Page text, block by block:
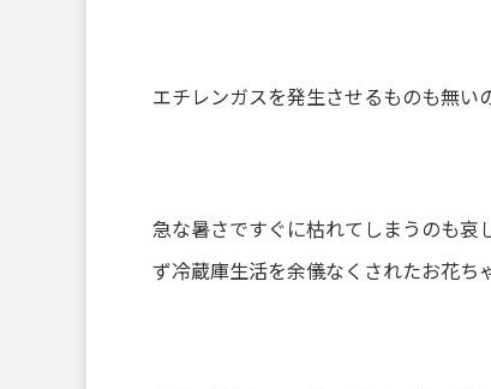
エチレンガスを発生させるものも無い
急な暑さですぐに枯れてしまうのも哀
ず冷蔵庫生活を余儀なくされたお花ち